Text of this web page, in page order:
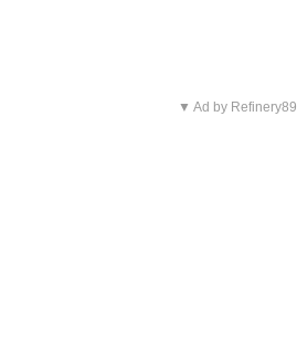
▼ Ad by Refinery89